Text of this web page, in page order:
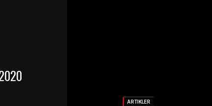
ARTIKLER